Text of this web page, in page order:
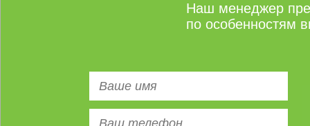
Наш менеджер
по особенностям